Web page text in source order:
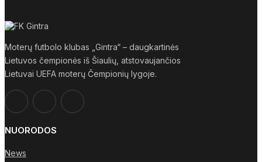
Moterų futbolo klubas „Gintra“ – daugkartinės
Lietuvos čempionės iš Šiaulių, atstovaujančios
Lietuvai UEFA moterų Čempionių lygoje.
NUORODOS
News